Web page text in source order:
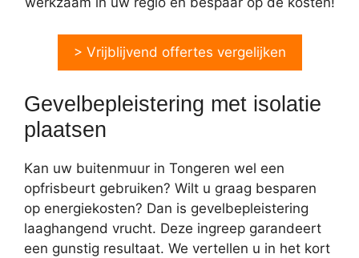
> Vrijblijvend offertes vergelijken
Gevelbepleistering met isolatie
plaatsen
Kan uw buitenmuur in Tongeren wel een
opfrisbeurt gebruiken? Wilt u graag besparen
op energiekosten? Dan is gevelbepleistering
laaghangend vrucht. Deze ingreep garandeert
een gunstig resultaat. We vertellen u in het kort